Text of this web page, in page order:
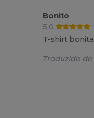
Bonito
5.0
T-shirt
Traduzido